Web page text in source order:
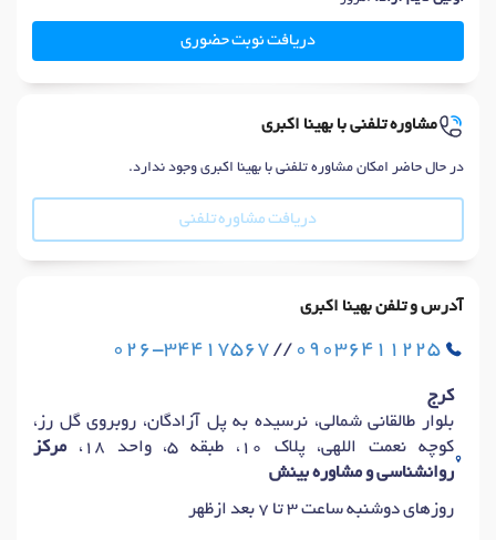
دریافت نوبت حضوری
مشاوره تلفنی با بهینا اکبری
در حال حاضر امکان مشاوره تلفنی با بهینا اکبری وجود ندارد.
دریافت مشاوره تلفنی
آدرس و تلفن بهینا اکبری
026-34417567 // 09036411225
کرج
بلوار طالقانی شمالی، نرسیده به پل آزادگان، روبروی گل رز،
کوچه نعمت اللهی، پلاک 10، طبقه 5، واحد 18،
مرکز
روانشناسی و مشاوره بینش
روزهای دوشنبه ساعت 3 تا 7 بعد ازظهر